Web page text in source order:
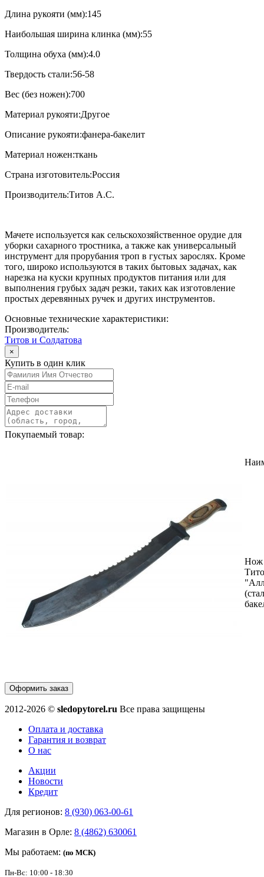
Длина рукояти (мм):145
Наибольшая ширина клинка (мм):55
Толщина обуха (мм):4.0
Твердость стали:56-58
Вес (без ножен):700
Материал рукояти:Другое
Описание рукояти:фанера-бакелит
Материал ножен:ткань
Страна изготовитель:Россия
Производитель:Титов А.С.
Мачете используется как сельскохозяйственное орудие для
уборки сахарного тростника, а также как универсальный
инструмент для прорубания троп в густых зарослях. Кроме
того, широко используются в таких бытовых задачах, как
нарезка на куски крупных продуктов питания или для
выполнения грубых задач резки, таких как изготовление
простых деревянных ручек и других инструментов.
Основные технические характеристики:
Производитель:
Титов и Солдатова
×
Купить в один клик
Покупаемый товар:
Нож
Оформить заказ
2012-2026 © sledopytorel.ru Все права защищены
Оплата и доставка
Гарантия и возврат
О нас
Акции
Новости
Кредит
Для регионов: 8 (930) 063-00-61
Магазин в Орле: 8 (4862) 630061
Мы работаем: (по МСК)
Пн-Вс: 10:00 - 18:30